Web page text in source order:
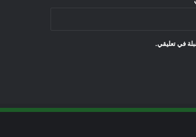
في تعليقي.